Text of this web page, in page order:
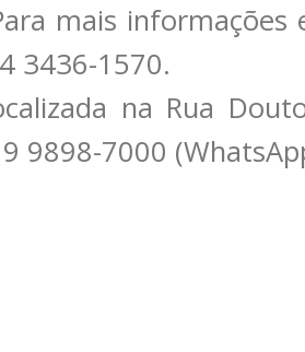
mais
3436-1570.
na Rua
9898-7000